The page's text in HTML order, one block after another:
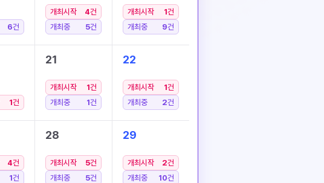
6건
개최시작 4건
개최중
5건
개최시작 1건
개최중
9건
1건
21
개최시작 1건
개최중
1건
22
개최시작 1건
개최중
2건
4건
1건
28
개최시작 5건
개최중
5건
29
개최시작 2건
개최중
10건